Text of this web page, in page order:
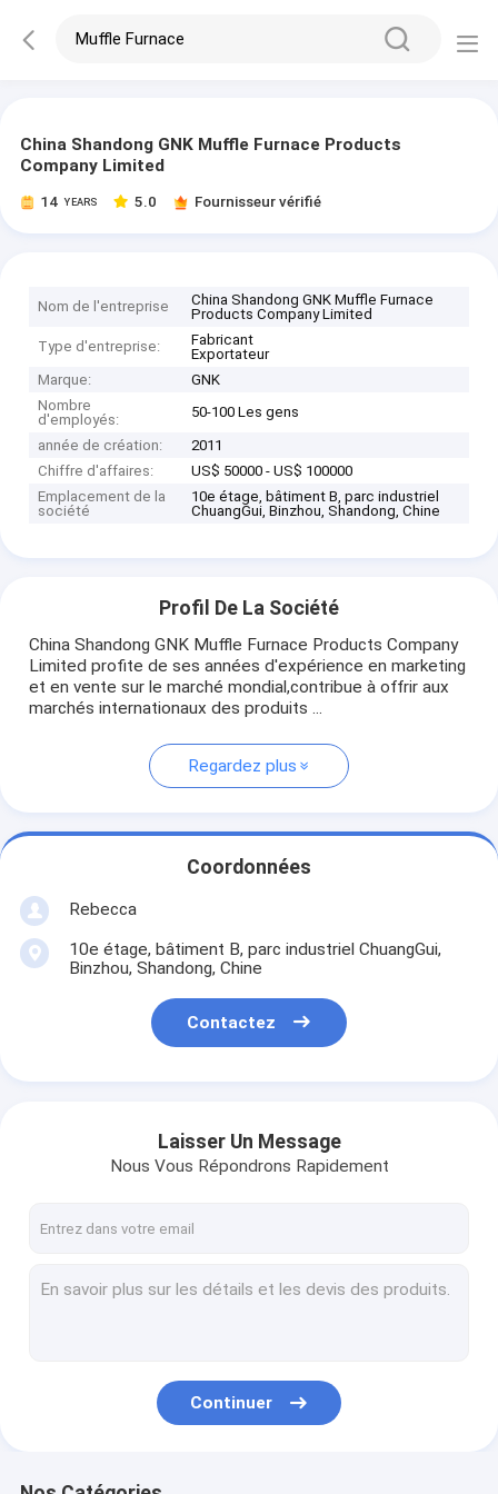
China Shandong GNK Muffle Furnace Products
Company Limited
14 YEARS 5.0 Fournisseur vérifié
Nom de l'entreprise
China Shandong GNK Muffle Furnace
Products Company Limited
Type d'entreprise:
Fabricant
Exportateur
Marque:
GNK
Nombre
d'employés:
50-100 Les gens
année de création:
2011
Chiffre d'affaires:
US$ 50000 - US$ 100000
Emplacement de la
société
10e étage, bâtiment B, parc industriel
ChuangGui, Binzhou, Shandong, Chine
Profil De La Société
China Shandong GNK Muffle Furnace Products Company
Limited profite de ses années d'expérience en marketing
et en vente sur le marché mondial,contribue à offrir aux
marchés internationaux des produits ...
Regardez plus
Coordonnées
Rebecca
10e étage, bâtiment B, parc industriel ChuangGui,
Binzhou, Shandong, Chine
Contactez
Laisser Un Message
Nous Vous Répondrons Rapidement
Continuer